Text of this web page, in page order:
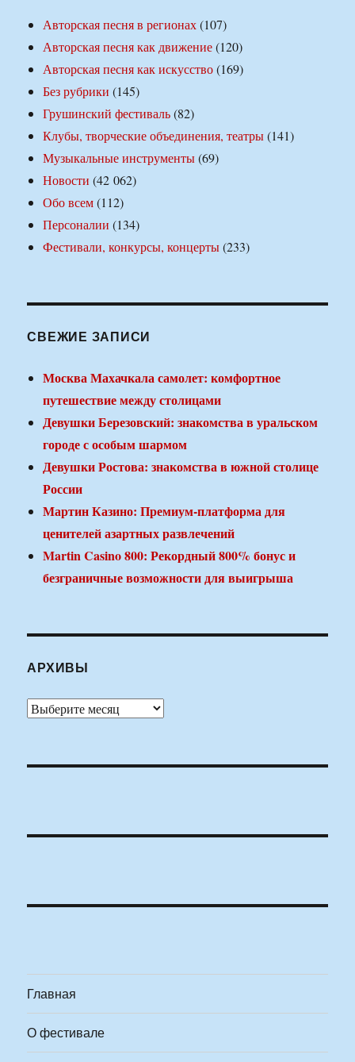
Авторская песня в регионах(107)
Авторская песня как движение(120)
Авторская песня как искусство(169)
Без рубрики (145)
Грушинский фестиваль(82)
Клубы, творческие объединения, театры(141)
Музыкальные инструменты(69)
Новости (42 062)
Обо всем(112)
Персоналии (134)
Фестивали, конкурсы, концерты(233)
СВЕЖИЕ ЗАПИСИ
Москва Махачкала самолет: комфортное
путешествие между столицами
Девушки Березовский: знакомства в уральском
городе с особым шармом
Девушки Ростова: знакомства в южной столице
России
Мартин Казино: Премиум-платформа для
ценителей азартных развлечений
Martin Casino 800: Рекордный 800% бонус и
безграничные возможности для выигрыша
АРХИВЫ
Архивы
Главная
О фестивале